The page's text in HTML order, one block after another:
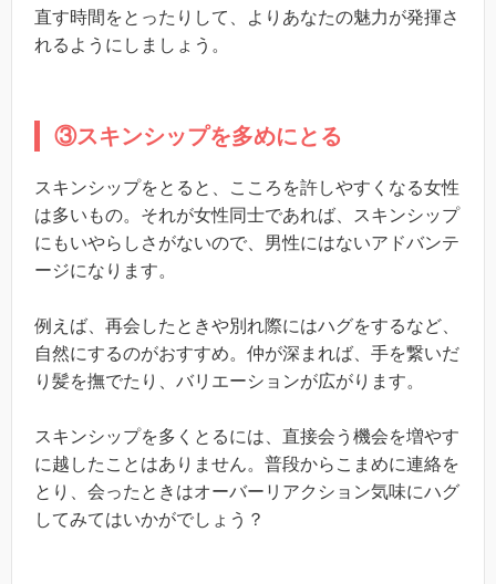
直す時間をとったりして、よりあなたの魅力が発揮さ
れるようにしましょう。
③スキンシップを多めにとる
スキンシップをとると、こころを許しやすくなる女性
は多いもの。それが女性同士であれば、スキンシップ
にもいやらしさがないので、男性にはないアドバンテ
ージになります。
例えば、再会したときや別れ際にはハグをするなど、
自然にするのがおすすめ。仲が深まれば、手を繋いだ
り髪を撫でたり、バリエーションが広がります。
スキンシップを多くとるには、直接会う機会を増やす
に越したことはありません。普段からこまめに連絡を
とり、会ったときはオーバーリアクション気味にハグ
してみてはいかがでしょう？